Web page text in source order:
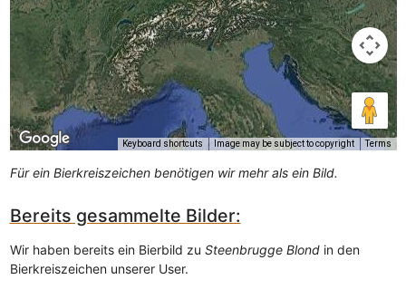
Keyboard shortcuts Image may be subject to copyright Terms
Für ein Bierkreiszeichen benötigen wir mehr als ein Bild.
Bereits gesammelte Bilder:
Wir haben bereits ein Bierbild zu Steenbrugge Blondin den
Bierkreiszeichen unserer User.